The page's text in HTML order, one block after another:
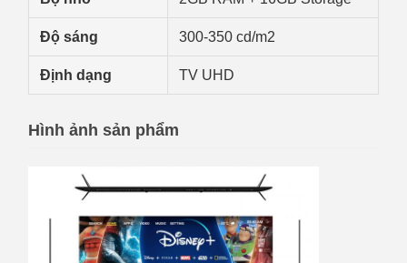
Độ sáng 300-350 cd/m2
Định dạng TV UHD
Hình ảnh sản phẩm